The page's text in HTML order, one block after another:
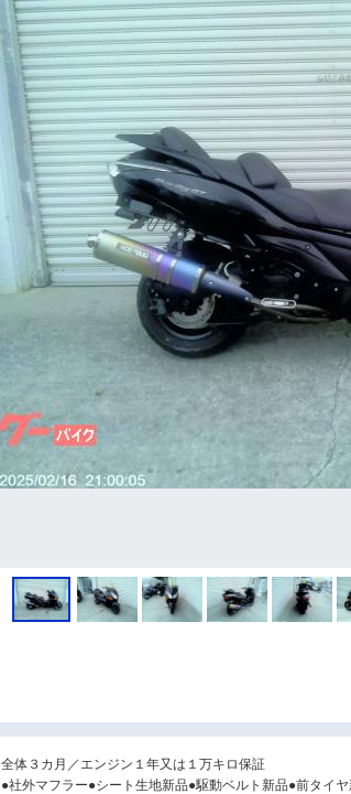
全体３カ月／エンジン１年又は１万キロ保証
●社外マフラー●シート生地新品●駆動ベルト新品●前タイヤ